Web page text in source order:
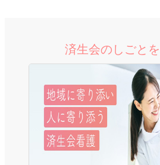
済生会のしごと